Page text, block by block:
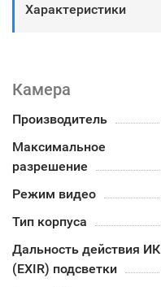
Характеристики
Камера
Производитель
Максимальное
разрешение
Режим видео
Тип корпуса
Дальность действия ИК
(EXIR) подсветки